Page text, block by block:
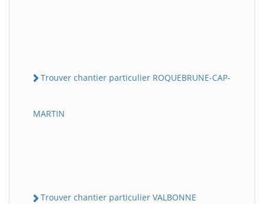
Trouver chantier particulier ROQUEBRUNE-CAP-
MARTIN
Trouver chantier particulier VALBONNE